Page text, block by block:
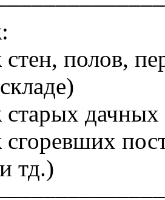
полов,
тд.)